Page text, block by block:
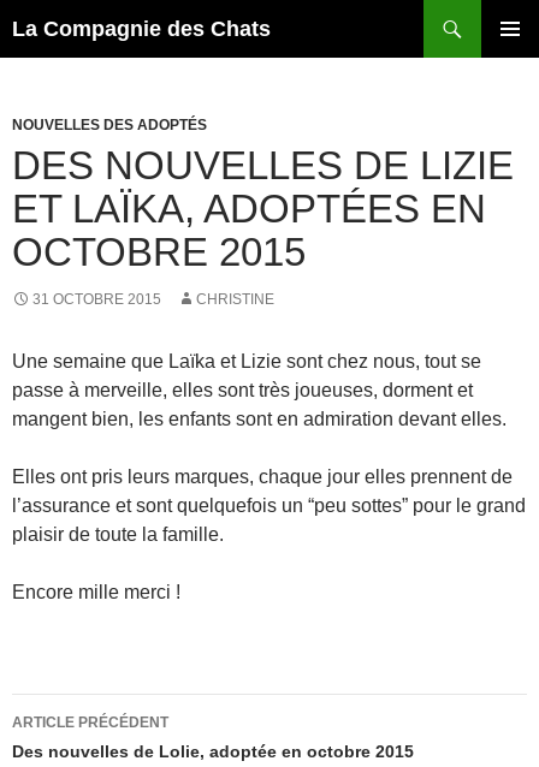
La Compagnie des Chats
NOUVELLES DES ADOPTÉS
DES NOUVELLES DE LIZIE
ET LAÏKA, ADOPTÉES EN
OCTOBRE 2015
31 OCTOBRE 2015 CHRISTINE
Une semaine que Laïka et Lizie sont chez nous, tout se
passe à merveille, elles sont très joueuses, dorment et
mangent bien, les enfants sont en admiration devant elles.
Elles ont pris leurs marques, chaque jour elles prennent de
l’assurance et sont quelquefois un “peu sottes” pour le grand
plaisir de toute la famille.
Encore mille merci !
Navigation
des
ARTICLE PRÉCÉDENT
Des nouvelles de Lolie, adoptée en octobre 2015